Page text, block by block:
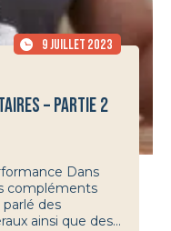
9 JUILLET 2023
– PARTIE 2
Dans
compléments
des
ainsi que des...